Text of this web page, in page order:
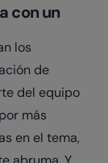
con un
los
de
del equipo
más
en el tema,